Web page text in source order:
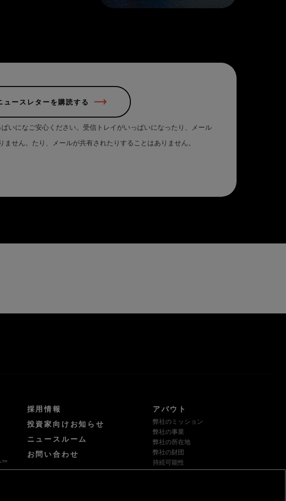
ュースレターを購読する
いになご安心ください。受信トレイがいっぱいになったり、メール
ません。たり、メールが共有されたりすることはありません。
™
サー
採用情報
投資家向けお知らせ
ニュースルーム
お問い合わせ
アバウト
弊社のミッション
弊社の事業
弊社の所在地
弊社の財団
持続可能性
サプライヤー